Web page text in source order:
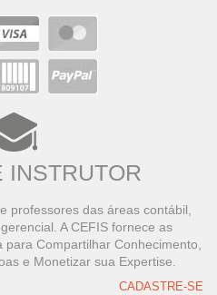
INSTRUTOR
professores das áreas contábil,
A CEFIS fornece as
para Compartilhar Conhecimento,
e Monetizar sua Expertise.
CADASTRE-SE